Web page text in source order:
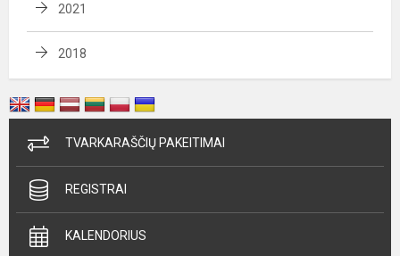
2021
2018
TVARKARAŠČIŲ PAKEITIMAI
REGISTRAI
KALENDORIUS